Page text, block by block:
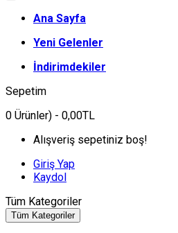
Ana Sayfa
Yeni Gelenler
İndirimdekiler
Sepetim
0 Ürünler) - 0,00TL
Alışveriş sepetiniz boş!
Giriş Yap
Kaydol
Tüm Kategoriler
Tüm Kategoriler